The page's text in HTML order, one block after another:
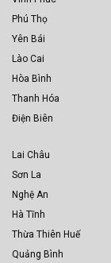
Phú Thọ
Yên Bái
Lào Cai
Hòa Bình
Thanh Hóa
Điện Biên
Lai Châu
Sơn La
Nghệ An
Hà Tĩnh
Thừa Thiên Huế
Quảng Bình